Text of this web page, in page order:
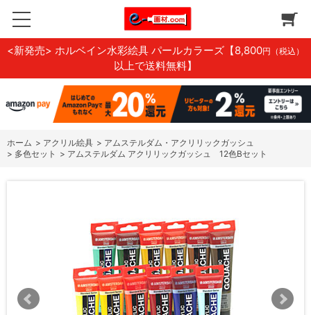
<新発売> ホルベイン水彩絵具 パールカラーズ 【8,800円（税込）
以上で送料無料】
ホーム > アクリル絵具 > アムステルダム・アクリリックガッシュ
> 多色セット > アムステルダム アクリリックガッシュ 12色Bセット